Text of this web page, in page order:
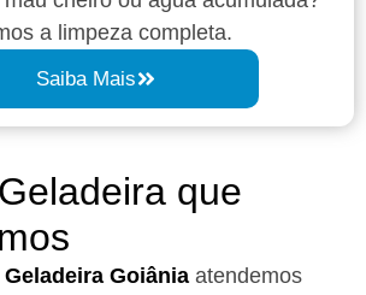
a limpeza completa.
Saiba Mais
que
Goiânia atendemos